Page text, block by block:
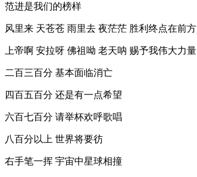
范进是我们的榜样
风里来 天苍苍 雨里去 夜茫茫 胜利终点在前方
上帝啊 安拉呀 佛祖呦 老天呐 赐予我伟大力量
二百三百分 基本面临消亡
四百五百分 还是有一点希望
六百七百分 请举杯欢呼歌唱
八百分以上 世界将要彷
右手笔一挥 宇宙中星球相撞